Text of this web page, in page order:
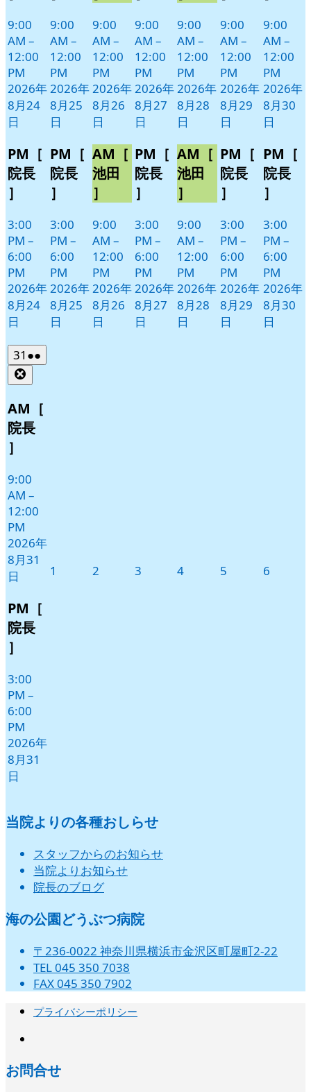
9:00
AM –
12:00
PM
2026年
8月24
日
PM［
院長
］
3:00
PM –
6:00
PM
2026年
8月24
日
9:00
AM –
12:00
PM
2026年
8月25
日
PM［
院長
］
3:00
PM –
6:00
PM
2026年
8月25
日
9:00
AM –
12:00
PM
2026年
8月26
日
AM［
池田
］
9:00
AM –
12:00
PM
2026年
8月26
日
9:00
AM –
12:00
PM
2026年
8月27
日
PM［
院長
］
3:00
PM –
6:00
PM
2026年
8月27
日
9:00
AM –
12:00
PM
2026年
8月28
日
AM［
池田
］
9:00
AM –
12:00
PM
2026年
8月28
日
9:00
AM –
12:00
PM
2026年
8月29
日
PM［
院長
］
3:00
PM –
6:00
PM
2026年
8月29
日
9:00
AM –
12:00
PM
2026年
8月30
日
PM［
院長
］
3:00
PM –
6:00
PM
2026年
8月30
日
31 2026
年
8
月
31
日
●●
件
イ
ベ
AM［
院長
］
9:00
AM –
12:00
PM
2026年
8月31
日
PM［
院長
］
3:00
PM –
6:00
PM
2026年
8月31
日
1 2 3 42026
5 6
当院よりの各種おしらせ
スタッフからのお知らせ
当院よりお知らせ
院長のブログ
海の公園どうぶつ病院
〒236-0022 神奈川県横浜市金沢区町屋町2-22
TEL 045 350 7038
FAX 045 350 7902
プライバシーポリシー
お問合せ